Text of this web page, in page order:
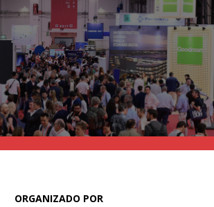
ORGANIZADO POR